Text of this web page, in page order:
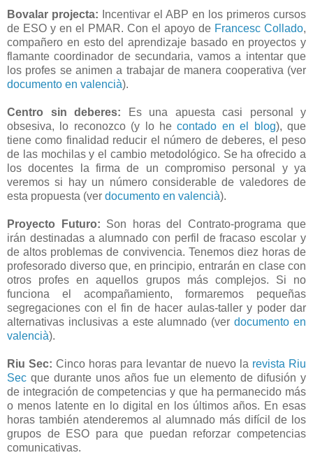
Bovalar projecta: Incentivar el ABP en los primeros cursos
de ESO y en el PMAR. Con el apoyo de Francesc Collado,
compañero en esto del aprendizaje basado en proyectos y
flamante coordinador de secundaria, vamos a intentar que
los profes se animen a trabajar de manera cooperativa (ver
documento en valencià).
Centro sin deberes: Es una apuesta casi personal y
obsesiva, lo reconozco (y lo hecontado en el blog), que
tiene como finalidad reducir el número de deberes, el peso
de las mochilas y el cambio metodológico. Se ha ofrecido a
los docentes la firma de un compromiso personal y ya
veremos si hay un número considerable de valedores de
esta propuesta (ver documento en valencià).
Proyecto Futuro: Son horas del Contrato-programa que
irán destinadas a alumnado con perfil de fracaso escolar y
de altos problemas de convivencia. Tenemos diez horas de
profesorado diverso que, en principio, entrarán en clase con
otros profes en aquellos grupos más complejos. Si no
funciona el acompañamiento, formaremos pequeñas
segregaciones con el fin de hacer aulas-taller y poder dar
alternativas inclusivas a este alumnado (verdocumento en
valencià).
Riu Sec: Cinco horas para levantar de nuevo la revista Riu
Sec que durante unos años fue un elemento de difusión y
de integración de competencias y que ha permanecido más
o menos latente en lo digital en los últimos años. En esas
horas también atenderemos al alumnado más difícil de los
grupos de ESO para que puedan reforzar competencias
comunicativas.